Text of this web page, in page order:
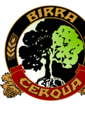
Salta al contenuto